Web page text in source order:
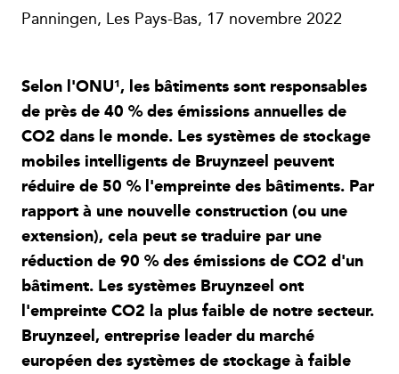
Panningen, Les Pays-Bas, 17 novembre 2022
Selon l'ONU¹, les bâtiments sont responsables
de près de 40 % des émissions annuelles de
CO2 dans le monde. Les systèmes de stockage
mobiles intelligents de Bruynzeel peuvent
réduire de 50 % l'empreinte des bâtiments. Par
rapport à une nouvelle construction (ou une
extension), cela peut se traduire par une
réduction de 90 % des émissions de CO2 d'un
bâtiment. Les systèmes Bruynzeel ont
l'empreinte CO2 la plus faible de notre secteur.
Bruynzeel, entreprise leader du marché
européen des systèmes de stockage à faible